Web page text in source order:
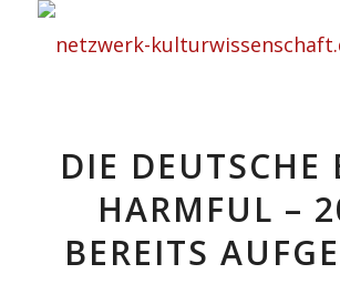
DIE DEUTSCHE
HARMFUL –
BEREITS